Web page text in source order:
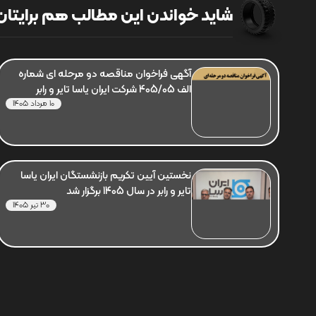
شاید خواندن این مطالب هم
آگهی فراخوان مناقصه دو مرحله ای شماره
الف 405/05 شرکت ایران یاسا تایر و رابر
10 مرداد 1405
نخستین آیین تکریم بازنشستگان ایران یاسا
تایر و رابر در سال 1405 برگزار شد
30 تیر 1405